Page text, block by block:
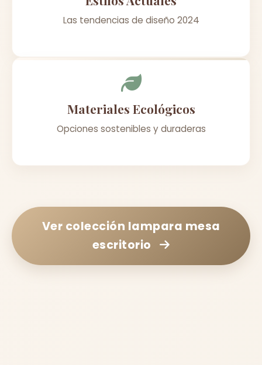
Las tendencias de diseño 2024
Materiales Ecológicos
Opciones sostenibles y duraderas
Ver colección lampara mesa
escritorio